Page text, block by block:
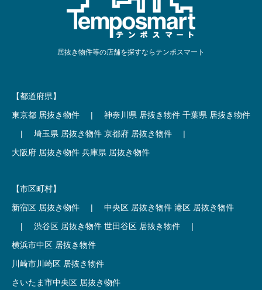
居抜き物件等の店舗を探すならテンポスマート
【都道府県】
東京都 居抜き物件
| 神奈川県 居抜き物件 千葉県 居抜き物件
|
埼玉県 居抜き物件 京都府 居抜き物件
|
大阪府 居抜き物件 兵庫県 居抜き物件
【市区町村】
新宿区 居抜き物件
| 中央区 居抜き物件 港区 居抜き物件
|
渋谷区 居抜き物件 世田谷区 居抜き物件
|
横浜市中区 居抜き物件
川崎市川崎区 居抜き物件
さいたま市中央区 居抜き物件